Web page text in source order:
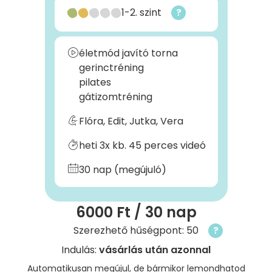
1-2. szint ?
életmód javító torna
gerinctréning
pilates
gátizomtréning
Flóra, Edit, Jutka, Vera
heti 3x kb. 45 perces videó
30 nap (megújuló)
6000 Ft / 30 nap
Szerezhető hűségpont: 50
?
Indulás: vásárlás után azonnal
Automatikusan megújul, de bármikor lemondhatod